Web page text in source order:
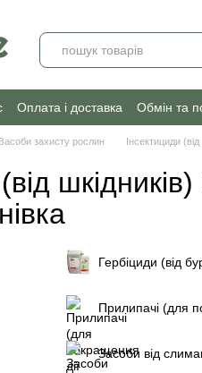
Оплата і доставка Обмін та
захисту рослин Інсектициди (від
Гербіциди (від
Прилипачі (для
Засоби від